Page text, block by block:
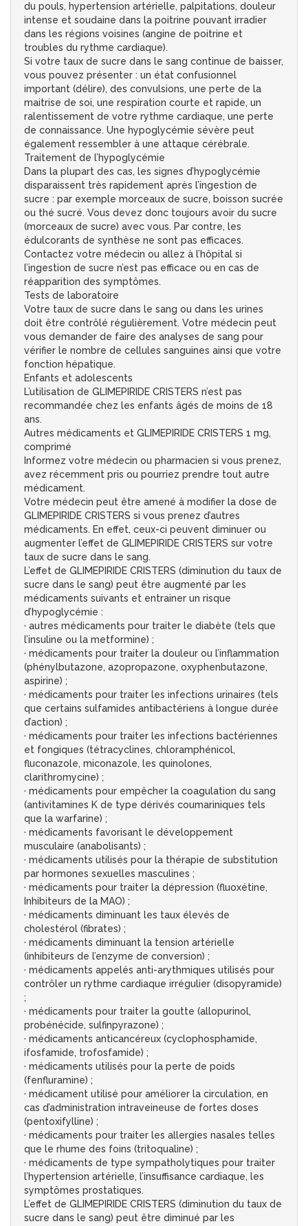
du pouls, hypertension artérielle, palpitations, douleur
intense et soudaine dans la poitrine pouvant irradier
dans les régions voisines (angine de poitrine et
troubles du rythme cardiaque).
Si votre taux de sucre dans le sang continue de baisser,
vous pouvez présenter : un état confusionnel
important (délire), des convulsions, une perte de la
maitrise de soi, une respiration courte et rapide, un
ralentissement de votre rythme cardiaque, une perte
de connaissance. Une hypoglycémie sévère peut
également ressembler à une attaque cérébrale.
Traitement de l’hypoglycémie
Dans la plupart des cas, les signes d’hypoglycémie
disparaissent très rapidement après l’ingestion de
sucre : par exemple morceaux de sucre, boisson sucrée
ou thé sucré. Vous devez donc toujours avoir du sucre
(morceaux de sucre) avec vous. Par contre, les
édulcorants de synthèse ne sont pas efficaces.
Contactez votre médecin ou allez à l’hôpital si
l’ingestion de sucre n’est pas efficace ou en cas de
réapparition des symptômes.
Tests de laboratoire
Votre taux de sucre dans le sang ou dans les urines
doit être contrôlé régulièrement. Votre médecin peut
vous demander de faire des analyses de sang pour
vérifier le nombre de cellules sanguines ainsi que votre
fonction hépatique.
Enfants et adolescents
L’utilisation de GLIMEPIRIDE CRISTERS n’est pas
recommandée chez les enfants âgés de moins de 18
ans.
Autres médicaments et GLIMEPIRIDE CRISTERS 1 mg,
comprimé
Informez votre médecin ou pharmacien si vous prenez,
avez récemment pris ou pourriez prendre tout autre
médicament.
Votre médecin peut être amené à modifier la dose de
GLIMEPIRIDE CRISTERS si vous prenez d’autres
médicaments. En effet, ceux-ci peuvent diminuer ou
augmenter l’effet de GLIMEPIRIDE CRISTERS sur votre
taux de sucre dans le sang.
L’effet de GLIMEPIRIDE CRISTERS (diminution du taux de
sucre dans le sang) peut être augmenté par les
médicaments suivants et entrainer un risque
d’hypoglycémie :
· autres médicaments pour traiter le diabète (tels que
l’insuline ou la metformine) ;
· médicaments pour traiter la douleur ou l’inflammation
(phénylbutazone, azopropazone, oxyphenbutazone,
aspirine) ;
· médicaments pour traiter les infections urinaires (tels
que certains sulfamides antibactériens à longue durée
d’action) ;
· médicaments pour traiter les infections bactériennes
et fongiques (tétracyclines, chloramphénicol,
fluconazole, miconazole, les quinolones,
clarithromycine) ;
· médicaments pour empêcher la coagulation du sang
(antivitamines K de type dérivés coumariniques tels
que la warfarine) ;
· médicaments favorisant le développement
musculaire (anabolisants) ;
· médicaments utilisés pour la thérapie de substitution
par hormones sexuelles masculines ;
· médicaments pour traiter la dépression (fluoxétine,
Inhibiteurs de la MAO) ;
· médicaments diminuant les taux élevés de
cholestérol (fibrates) ;
· médicaments diminuant la tension artérielle
(inhibiteurs de l’enzyme de conversion) ;
· médicaments appelés anti-arythmiques utilisés pour
contrôler un rythme cardiaque irrégulier (disopyramide)
;
· médicaments pour traiter la goutte (allopurinol,
probénécide, sulfinpyrazone) ;
· médicaments anticancéreux (cyclophosphamide,
ifosfamide, trofosfamide) ;
· médicaments utilisés pour la perte de poids
(fenfluramine) ;
· médicament utilisé pour améliorer la circulation, en
cas d’administration intraveineuse de fortes doses
(pentoxifylline) ;
· médicaments pour traiter les allergies nasales telles
que le rhume des foins (tritoqualine) ;
· médicaments de type sympatholytiques pour traiter
l’hypertension artérielle, l’insuffisance cardiaque, les
symptômes prostatiques.
L’effet de GLIMEPIRIDE CRISTERS (diminution du taux de
sucre dans le sang) peut être diminué par les